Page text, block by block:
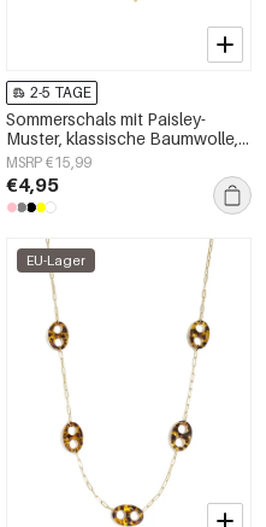
2-5 TAGE
Sommerschals mit Paisley-
Muster, klassische Baumwolle,
Alltagsaccessoires
MSRP €15,99
€4,95
EU-Lager